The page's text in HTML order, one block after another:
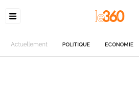
Actuellement POLITIQUE ECONOMIE